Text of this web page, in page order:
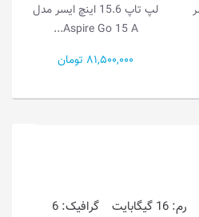
لپ تاپ 15.6 اینچ ایسر مدل
Aspire 5 15 A5...
99,000,000 تومان
پردازنده: Core i7-9750H رم: 16 گیگابایت گرافیک: 6